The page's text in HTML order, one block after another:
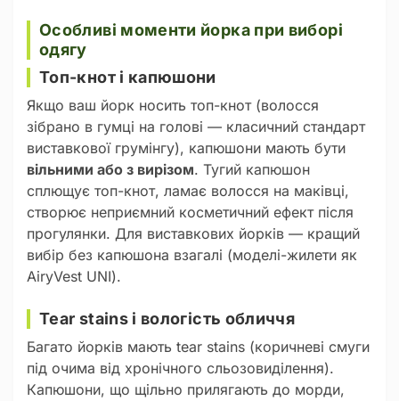
Особливі моменти йорка при виборі
одягу
Топ-кнот і капюшони
Якщо ваш йорк носить топ-кнот (волосся
зібрано в гумці на голові — класичний стандарт
виставкової грумінгу), капюшони мають бути
вільними або з вирізом. Тугий капюшон
сплющує топ-кнот, ламає волосся на маківці,
створює неприємний косметичний ефект після
прогулянки. Для виставкових йорків — кращий
вибір без капюшона взагалі (моделі-жилети як
AiryVest UNI).
Tear stains і вологість обличчя
Багато йорків мають tear stains (коричневі смуги
під очима від хронічного сльозовиділення).
Капюшони, що щільно прилягають до морди,